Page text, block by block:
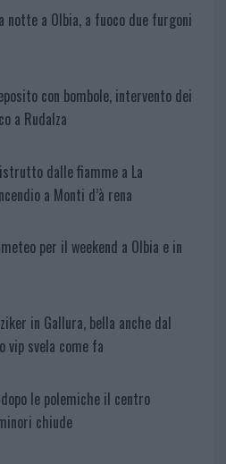
notte a Olbia, a fuoco due furgoni
con bombole, intervento dei
a Rudalza
dalle fiamme a La
a Monti d’à rena
per il weekend a Olbia e in
in Gallura, bella anche dal
vip svela come fa
le polemiche il centro
chiude